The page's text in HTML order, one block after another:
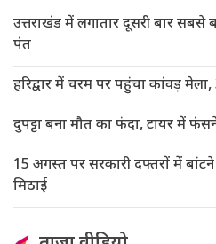
उत्तराखंड में लगातार दूसरी बार
पंत
हरिद्वार में चरम पर पहुंचा कांवड़
दुपट्टा बना मौत का फंदा, टायर में
15 अगस्त पर सरकारी दफ्तरों में
मिठाई